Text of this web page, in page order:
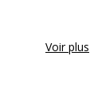
Voir plus